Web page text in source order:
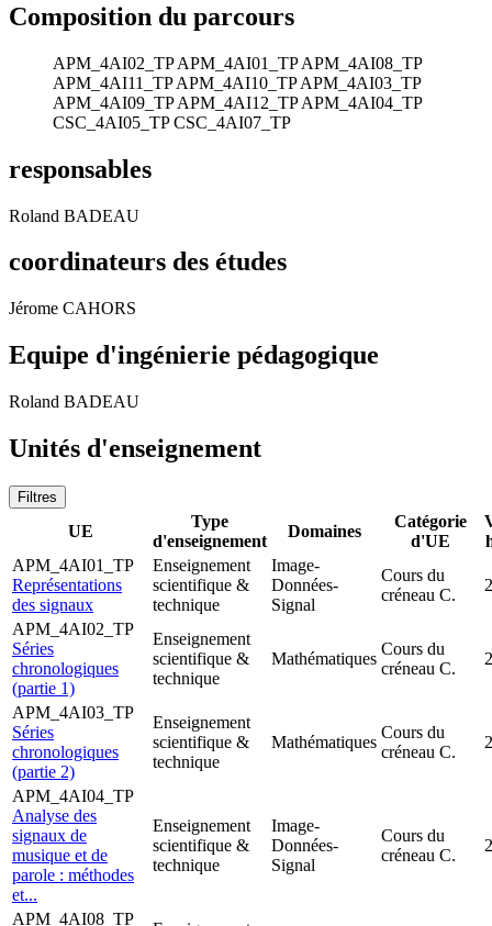
Composition du parcours
APM_4AI02_TP APM_4AI01_TP APM_4AI08_TP
APM_4AI11_TP APM_4AI10_TP APM_4AI03_TP
APM_4AI09_TP APM_4AI12_TP APM_4AI04_TP
CSC_4AI05_TP CSC_4AI07_TP
responsables
Roland BADEAU
coordinateurs des études
Jérome CAHORS
Equipe d'ingénierie pédagogique
Roland BADEAU
Unités d'enseignement
Filtres
UE
Type
d'enseignement
Domaines
Catégorie
d'UE
APM_4AI01_TP
Représentations
des signaux
Enseignement
scientifique &
technique
Image-
Données-
Signal
Cours du
créneau C.
APM_4AI02_TP
Séries
chronologiques
(partie 1)
Enseignement
scientifique &
technique
Mathématiques
Cours du
créneau C.
APM_4AI03_TP
Séries
chronologiques
(partie 2)
Enseignement
scientifique &
technique
Mathématiques
Cours du
créneau C.
APM_4AI04_TP
Analyse des
signaux de
musique et de
parole : méthodes
et...
Enseignement
scientifique &
technique
Image-
Données-
Signal
Cours du
créneau C.
APM_4AI08_TP